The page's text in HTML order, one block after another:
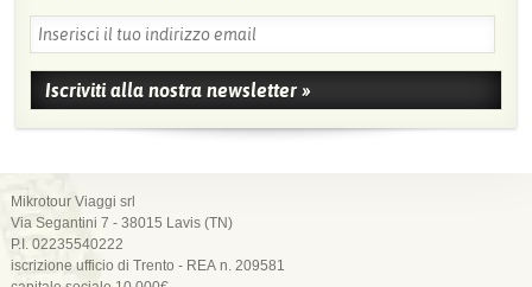
Mikrotour Viaggi srl
Via Segantini 7 - 38015 Lavis (TN)
P.I. 02235540222
iscrizione ufficio di Trento - REA n. 209581